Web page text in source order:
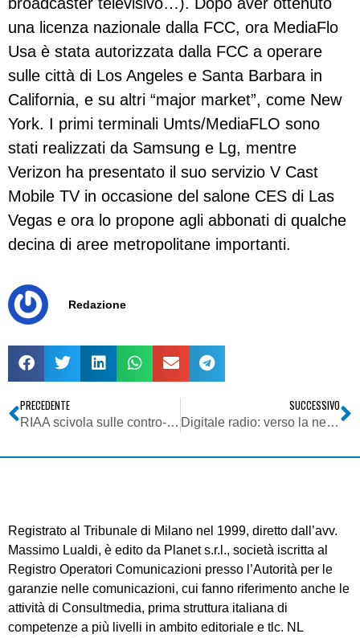
una licenza nazionale dalla FCC, ora MediaFlo
Usa è stata autorizzata dalla FCC a operare
sulle città di Los Angeles e Santa Barbara in
California, e su altri “major market”, come New
York. I primi terminali Umts/MediaFLO sono
stati realizzati da Samsung e Lg, mentre
Verizon ha presentato il suo servizio V Cast
Mobile TV in occasione del salone CES di Las
Vegas e ora lo propone agli abbonati di qualche
decina di aree metropolitane importanti.
Redazione
PRECEDENTE
RIAA scivola sulle contro-denunce e si fa male
SUCCESSIVO
Digitale radio: verso la neutralità tecnologica
Registrato al Tribunale di Milano nel 1999, diretto dall’avv.
Massimo Lualdi, è edito da Planet s.r.l., società iscritta al
Registro Operatori Comunicazioni presso l’Autorità per le
garanzie nelle comunicazioni, cui fanno riferimento anche le
attività di Consultmedia, prima struttura italiana di
competenze a più livelli in ambito editoriale e tlc. NL